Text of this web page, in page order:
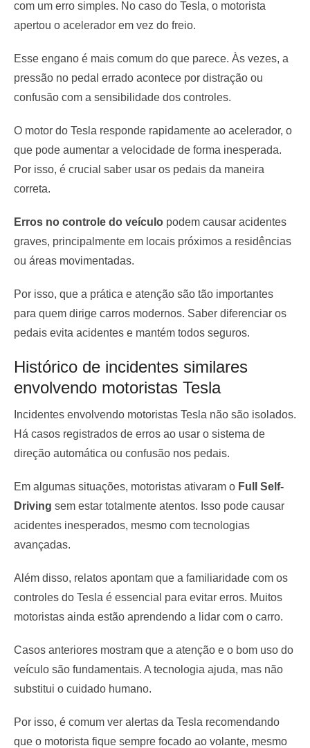
com um erro simples. No caso do Tesla, o motorista
apertou o acelerador em vez do freio.
Esse engano é mais comum do que parece. Às vezes, a
pressão no pedal errado acontece por distração ou
confusão com a sensibilidade dos controles.
O motor do Tesla responde rapidamente ao acelerador, o
que pode aumentar a velocidade de forma inesperada.
Por isso, é crucial saber usar os pedais da maneira
correta.
Erros no controle do veículo podem causar acidentes
graves, principalmente em locais próximos a residências
ou áreas movimentadas.
Por isso, que a prática e atenção são tão importantes
para quem dirige carros modernos. Saber diferenciar os
pedais evita acidentes e mantém todos seguros.
Histórico de incidentes similares
envolvendo motoristas Tesla
Incidentes envolvendo motoristas Tesla não são isolados.
Há casos registrados de erros ao usar o sistema de
direção automática ou confusão nos pedais.
Em algumas situações, motoristas ativaram o Full Self-
Driving sem estar totalmente atentos. Isso pode causar
acidentes inesperados, mesmo com tecnologias
avançadas.
Além disso, relatos apontam que a familiaridade com os
controles do Tesla é essencial para evitar erros. Muitos
motoristas ainda estão aprendendo a lidar com o carro.
Casos anteriores mostram que a atenção e o bom uso do
veículo são fundamentais. A tecnologia ajuda, mas não
substitui o cuidado humano.
Por isso, é comum ver alertas da Tesla recomendando
que o motorista fique sempre focado ao volante, mesmo